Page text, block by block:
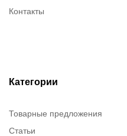
Контакты
Категории
Товарные предложения
Статьи